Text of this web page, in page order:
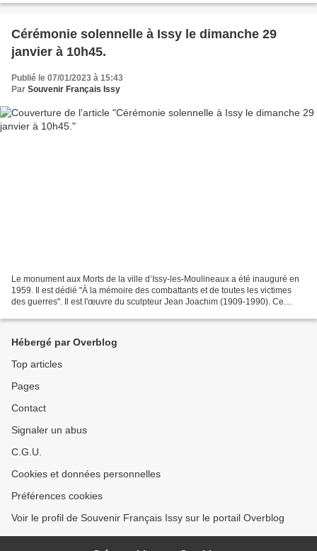
Cérémonie solennelle à Issy le dimanche 29
janvier à 10h45.
Publié le 07/01/2023 à 15:43
Par Souvenir Français Issy
Le monument aux Morts de la ville d’Issy-les-Moulineaux a été inauguré en
1959. Il est dédié "À la mémoire des combattants et de toutes les victimes
des guerres". Il est l'œuvre du sculpteur Jean Joachim (1909-1990). Ce
Hébergé par Overblog
Top articles
Pages
Contact
Signaler un abus
C.G.U.
Cookies et données personnelles
Préférences cookies
Voir le profil de Souvenir Français Issy sur le portail Overblog